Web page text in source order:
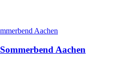
Aachen